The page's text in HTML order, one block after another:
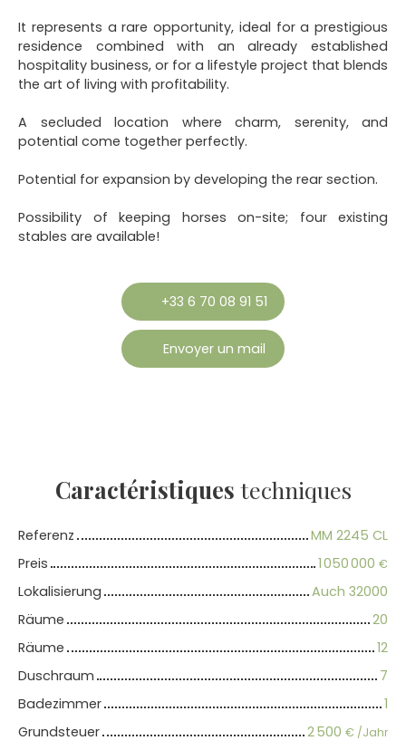
It represents a rare opportunity, ideal for a prestigious
residence combined with an already established
hospitality business, or for a lifestyle project that blends
the art of living with profitability.
A secluded location where charm, serenity, and
potential come together perfectly.
Potential for expansion by developing the rear section.
Possibility of keeping horses on-site; four existing
stables are available!
+33 6 70 08 91 51
Envoyer un mail
Caractéristiques techniques
Referenz
MM 2245 CL
Preis
1 050 000 €
Lokalisierung
Auch 32000
Räume
20
Räume
12
Duschraum
7
Badezimmer
1
Grundsteuer
2 500 € /Jahr